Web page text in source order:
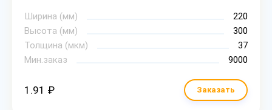
Ширина (мм)
220
Высота (мм)
300
Толщина (мкм)
37
Мин.заказ
9000
1.91 ₽ Заказать